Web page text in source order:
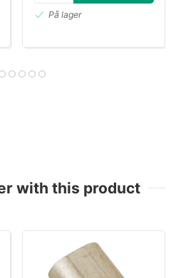
På lager
with this product